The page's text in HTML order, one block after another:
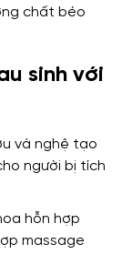
chất béo
sinh với
và nghệ tạo
người bị tích
hỗn hợp
massage